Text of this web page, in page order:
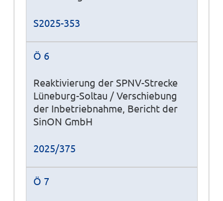
S2025-353
Ö 6
Reaktivierung der SPNV-Strecke
Lüneburg-Soltau / Verschiebung
der Inbetriebnahme, Bericht der
SinON GmbH
2025/375
Ö 7